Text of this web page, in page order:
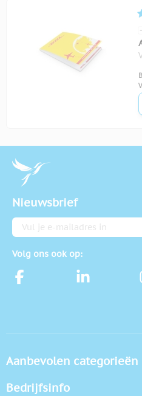
Nieuwsbrief
E-mailadres
Volg ons ook op:
Aanbevolen categorieën
Bedrijfsinfo